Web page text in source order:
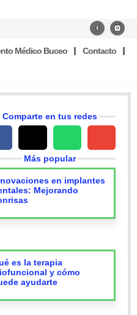
Médico Buceo Contacto
Comparte en tus redes
Más popular
en implantes
Mejorando
es la terapia
y cómo
ayudarte